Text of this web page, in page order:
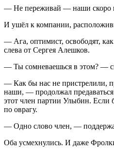
— Не переживай — наши скоро
И ушёл к компании,
— Ага, оптимист, освободят,
слева от Сергея Алешков.
— Ты сомневаешься в этом? —
— Как бы нас не пристрелили,
наши, — продолжал
этот член партии Улыбин.
по оврагу.
— Одно слово член, —
Оба усмехнулись. И даже